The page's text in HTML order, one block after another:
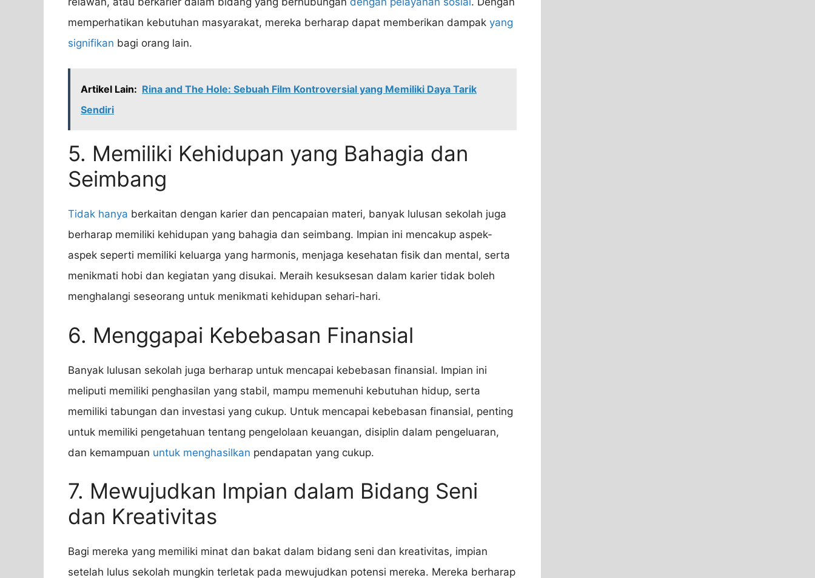
memperhatikan kebutuhan masyarakat, mereka berharap dapat memberikan dampak yang
signifikan bagi orang lain.
Artikel Lain: Rina and The Hole: Sebuah Film Kontroversial yang Memiliki Daya Tarik
Sendiri
5. Memiliki Kehidupan yang Bahagia dan
Seimbang
Tidak hanya berkaitan dengan karier dan pencapaian materi, banyak lulusan sekolah juga
berharap memiliki kehidupan yang bahagia dan seimbang. Impian ini mencakup aspek-
aspek seperti memiliki keluarga yang harmonis, menjaga kesehatan fisik dan mental, serta
menikmati hobi dan kegiatan yang disukai. Meraih kesuksesan dalam karier tidak boleh
menghalangi seseorang untuk menikmati kehidupan sehari-hari.
6. Menggapai Kebebasan Finansial
Banyak lulusan sekolah juga berharap untuk mencapai kebebasan finansial. Impian ini
meliputi memiliki penghasilan yang stabil, mampu memenuhi kebutuhan hidup, serta
memiliki tabungan dan investasi yang cukup. Untuk mencapai kebebasan finansial, penting
untuk memiliki pengetahuan tentang pengelolaan keuangan, disiplin dalam pengeluaran,
dan kemampuan untuk menghasilkan pendapatan yang cukup.
7. Mewujudkan Impian dalam Bidang Seni
dan Kreativitas
Bagi mereka yang memiliki minat dan bakat dalam bidang seni dan kreativitas, impian
setelah lulus sekolah mungkin terletak pada mewujudkan potensi mereka. Mereka berharap